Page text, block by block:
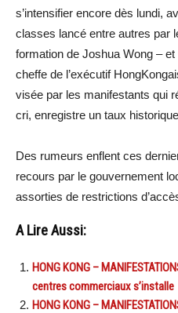
s’intensifier encore dès lundi,
classes lancé entre autres par
formation de Joshua Wong – et
cheffe de l’exécutif
visée par les manifestants qui
cri, enregistre un taux
Des rumeurs enflent ces
recours par le gouvernement
assorties de restrictions
A Lire Aussi:
HONG KONG –
centres commerciaux s’installe
HONG KONG –